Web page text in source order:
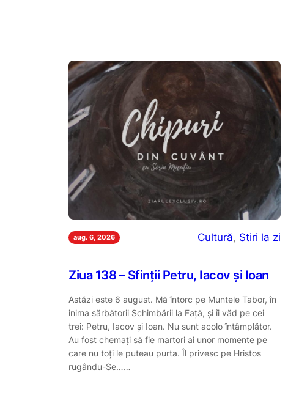
aug. 6, 2026 Cultură, Stiri la zi
Ziua 138 – Sfinții Petru, Iacov și Ioan
Astăzi este 6 august. Mă întorc pe Muntele Tabor, în
inima sărbătorii Schimbării la Față, și îi văd pe cei
trei: Petru, Iacov și Ioan. Nu sunt acolo întâmplător.
Au fost chemați să fie martori ai unor momente pe
care nu toți le puteau purta. Îl privesc pe Hristos
rugându-Se……